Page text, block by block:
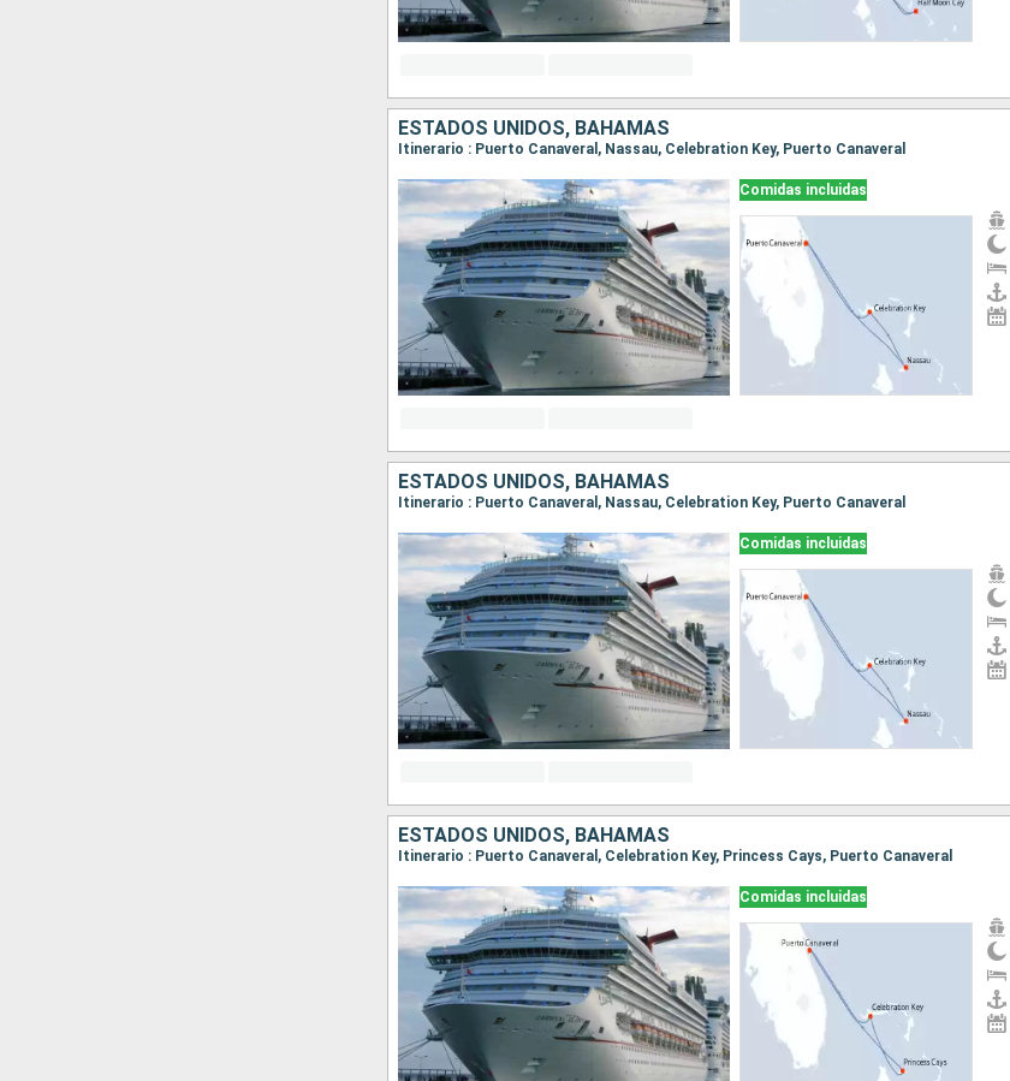
ESTADOS UNIDOS, BAHAMAS
Itinerario : Puerto Canaveral, Nassau, Celebration Key, Puerto Canaveral
Comidas incluidas
ESTADOS UNIDOS, BAHAMAS
Itinerario : Puerto Canaveral, Nassau, Celebration Key, Puerto Canaveral
Comidas incluidas
ESTADOS UNIDOS, BAHAMAS
Itinerario : Puerto Canaveral, Celebration Key, Princess Cays, Puerto Canaveral
Comidas incluidas